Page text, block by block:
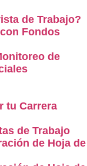
de Trabajo?
Fondos
de
tu Carrera
de Trabajo
de Hoja de